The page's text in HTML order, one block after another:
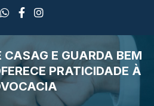
CASAG E GUARDA BEM
PRATICIDADE À